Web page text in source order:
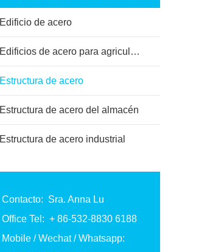
Edificio de acero
Edificios de acero para agricultura
Estructura de acero
Estructura de acero del almacén
Estructura de acero industrial
Contacto: Sra. Anna Lu
Office Tel: + 86-532-8830 6188
Mobile / Wechat / Whatsapp: